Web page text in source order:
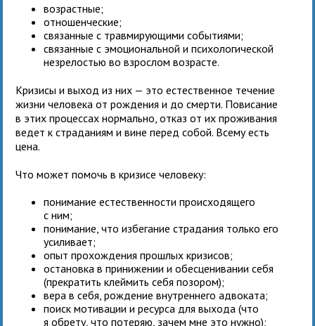
возрастные;
отношенческие;
связанные с травмирующими событиями;
связанные с эмоциональной и психологической
незрелостью во взрослом возрасте.
Кризисы и выход из них — это естественное течение
жизни человека от рождения и до смерти. Повисание
в этих процессах нормально, отказ от их проживания
ведет к страданиям и вине перед собой. Всему есть
цена.
Что может помочь в кризисе человеку:
понимание естественности происходящего
с ним;
понимание, что избегание страдания только его
усиливает;
опыт прохождения прошлых кризисов;
остановка в принижении и обесценивании себя
(прекратить клеймить себя позором);
вера в себя, рождение внутреннего адвоката;
поиск мотивации и ресурса для выхода (что
я обрету, что потеряю, зачем мне это нужно);